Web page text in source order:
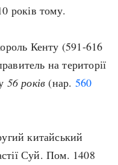
років тому.
Кенту (591-616
на території
56 років (нар. 560
китайський
Суй. Пом. 1408